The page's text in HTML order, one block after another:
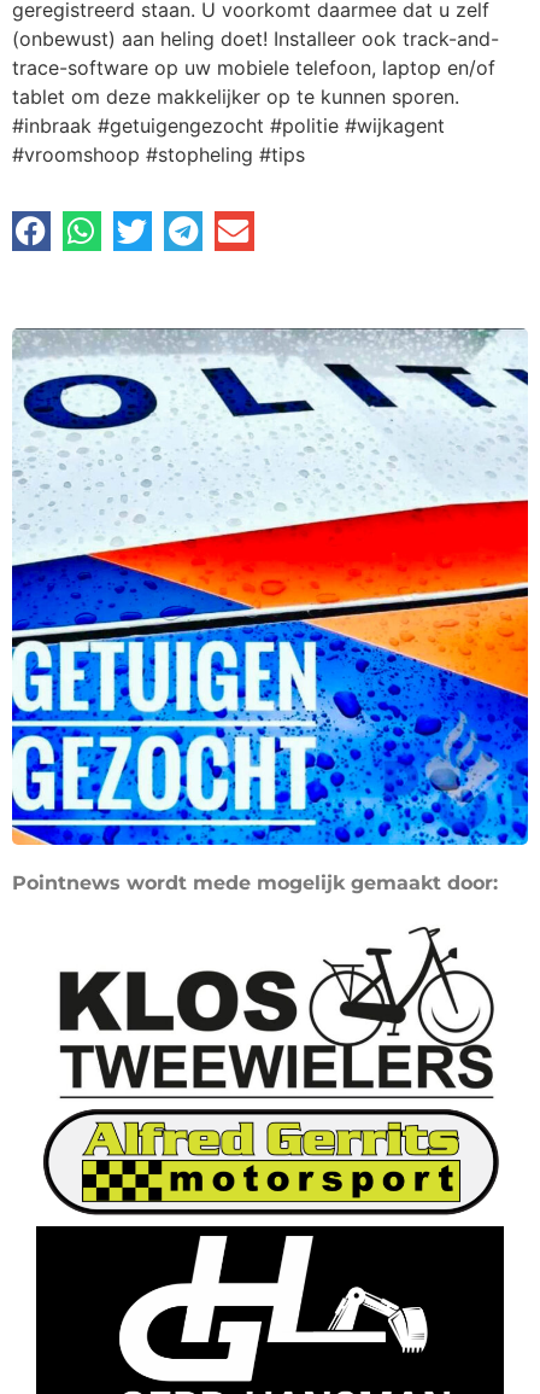
geregistreerd staan. U voorkomt daarmee dat u zelf
(onbewust) aan heling doet! Installeer ook track-and-
trace-software op uw mobiele telefoon, laptop en/of
tablet om deze makkelijker op te kunnen sporen.
#inbraak #getuigengezocht #politie #wijkagent
#vroomshoop #stopheling #tips
Pointnews wordt mede mogelijk gemaakt door: